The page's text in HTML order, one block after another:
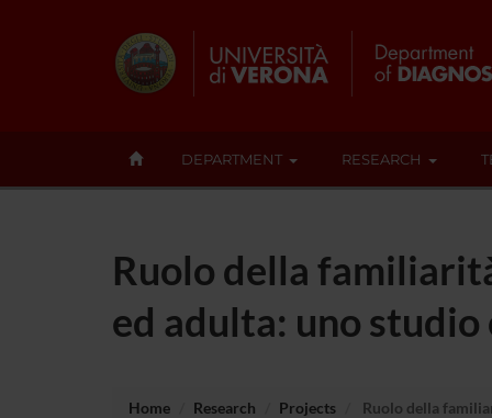
DEPARTMENT RESEARCH
Ruolo della
ed adulta: uno
Home Research Projects Ruolo della